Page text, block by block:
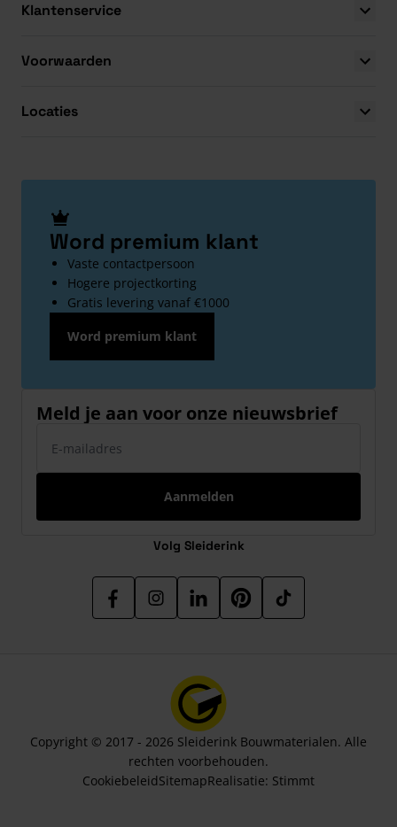
Klantenservice
Voorwaarden
Locaties
Word premium klant
Vaste contactpersoon
Hogere projectkorting
Gratis levering vanaf €1000
Word premium klant
Meld je aan voor onze nieuwsbrief
Aanmelden
Volg Sleiderink
Copyright © 2017 - 2026 Sleiderink Bouwmaterialen. Alle
rechten voorbehouden.
CookiebeleidSitemapRealisatie: Stimmt